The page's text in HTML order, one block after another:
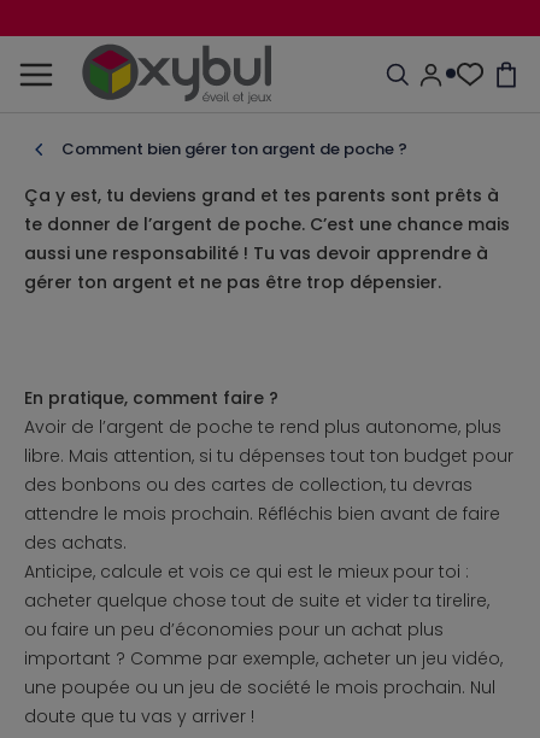
Comment bien gérer ton argent de poche ?
Ça y est, tu deviens grand et tes parents sont prêts à
te donner de l’argent de poche. C’est une chance mais
aussi une responsabilité ! Tu vas devoir apprendre à
gérer ton argent et ne pas être trop dépensier.
En pratique, comment faire ?
Avoir de l’argent de poche te rend plus autonome, plus
libre. Mais attention, si tu dépenses tout ton budget pour
des bonbons ou des cartes de collection, tu devras
attendre le mois prochain. Réfléchis bien avant de faire
des achats.
Anticipe, calcule et vois ce qui est le mieux pour toi :
acheter quelque chose tout de suite et vider ta tirelire,
ou faire un peu d’économies pour un achat plus
important ? Comme par exemple, acheter un jeu vidéo,
une poupée ou un jeu de société le mois prochain. Nul
doute que tu vas y arriver !